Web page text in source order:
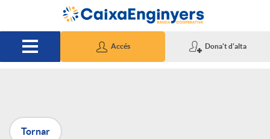
Salta al contingut principal
Accés Dona't d'alta
P
Tornar